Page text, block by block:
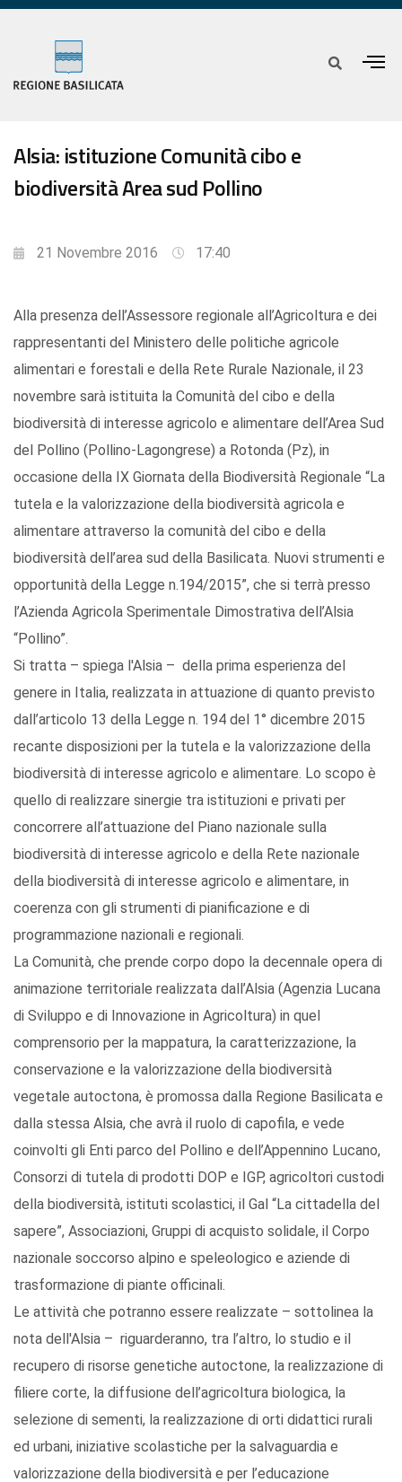
Alsia: istituzione Comunità cibo e
biodiversità Area sud Pollino
21 Novembre 2016 17:40
Alla presenza dell’Assessore regionale all’Agricoltura e dei
rappresentanti del Ministero delle politiche agricole
alimentari e forestali e della Rete Rurale Nazionale, il 23
novembre sarà istituita la Comunità del cibo e della
biodiversità di interesse agricolo e alimentare dell’Area Sud
del Pollino (Pollino-Lagongrese) a Rotonda (Pz), in
occasione della IX Giornata della Biodiversità Regionale “La
tutela e la valorizzazione della biodiversità agricola e
alimentare attraverso la comunità del cibo e della
biodiversità dell’area sud della Basilicata. Nuovi strumenti e
opportunità della Legge n.194/2015”, che si terrà presso
l’Azienda Agricola Sperimentale Dimostrativa dell’Alsia
“Pollino”.
Si tratta – spiega l'Alsia – della prima esperienza del
genere in Italia, realizzata in attuazione di quanto previsto
dall’articolo 13 della Legge n. 194 del 1° dicembre 2015
recante disposizioni per la tutela e la valorizzazione della
biodiversità di interesse agricolo e alimentare. Lo scopo è
quello di realizzare sinergie tra istituzioni e privati per
concorrere all’attuazione del Piano nazionale sulla
biodiversità di interesse agricolo e della Rete nazionale
della biodiversità di interesse agricolo e alimentare, in
coerenza con gli strumenti di pianificazione e di
programmazione nazionali e regionali.
La Comunità, che prende corpo dopo la decennale opera di
animazione territoriale realizzata dall’Alsia (Agenzia Lucana
di Sviluppo e di Innovazione in Agricoltura) in quel
comprensorio per la mappatura, la caratterizzazione, la
conservazione e la valorizzazione della biodiversità
vegetale autoctona, è promossa dalla Regione Basilicata e
dalla stessa Alsia, che avrà il ruolo di capofila, e vede
coinvolti gli Enti parco del Pollino e dell’Appennino Lucano,
Consorzi di tutela di prodotti DOP e IGP, agricoltori custodi
della biodiversità, istituti scolastici, il Gal “La cittadella del
sapere”, Associazioni, Gruppi di acquisto solidale, il Corpo
nazionale soccorso alpino e speleologico e aziende di
trasformazione di piante officinali.
Le attività che potranno essere realizzate – sottolinea la
nota dell'Alsia – riguarderanno, tra l’altro, lo studio e il
recupero di risorse genetiche autoctone, la realizzazione di
filiere corte, la diffusione dell’agricoltura biologica, la
selezione di sementi, la realizzazione di orti didattici rurali
ed urbani, iniziative scolastiche per la salvaguardia e
valorizzazione della biodiversità e per l’educazione